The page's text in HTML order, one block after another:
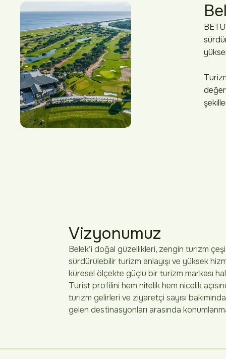
Vizyonumuz
Belek’i doğal güzellikleri, zengin turizm
sürdürülebilir turizm anlayışı ve yüksek
küresel ölçekte güçlü bir turizm markası
Turist profilini hem nitelik hem nicelik
turizm gelirleri ve ziyaretçi sayısı
gelen destinasyonları arasında